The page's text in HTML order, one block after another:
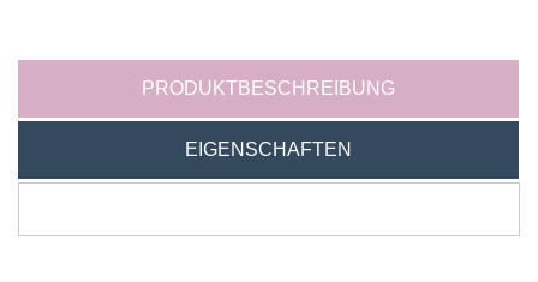
PRODUKTBESCHREIBUNG
EIGENSCHAFTEN